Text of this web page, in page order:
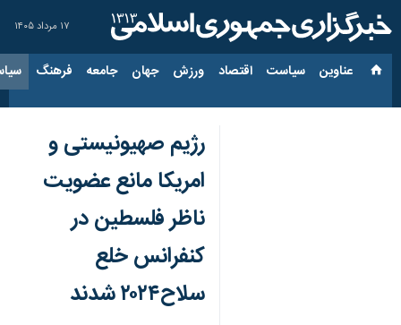
۱۷ مرداد ۱۴۰۵
عناوین‌ سیاست اقتصاد ورزش جهان جامعه فرهنگ
رژیم صهیونیستی و
امریکا مانع عضویت
ناظر فلسطین در
کنفرانس خلع
سلاح۲۰۲۴ شدند